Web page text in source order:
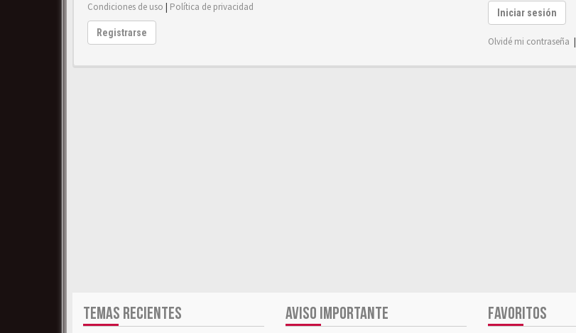
Condiciones de uso | Política de privacidad
Registrarse
Iniciar sesión
Olvidé mi contraseña |
TEMAS RECIENTES AVISO IMPORTANTE FAVORITOS